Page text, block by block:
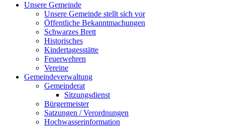
Unsere Gemeinde
Unsere Gemeinde stellt sich vor
Öffentliche Bekanntmachungen
Schwarzes Brett
Historisches
Kindertagesstätte
Feuerwehren
Vereine
Gemeindeverwaltung
Gemeinderat
Sitzungsdienst
Bürgermeister
Satzungen / Verordnungen
Hochwasserinformation